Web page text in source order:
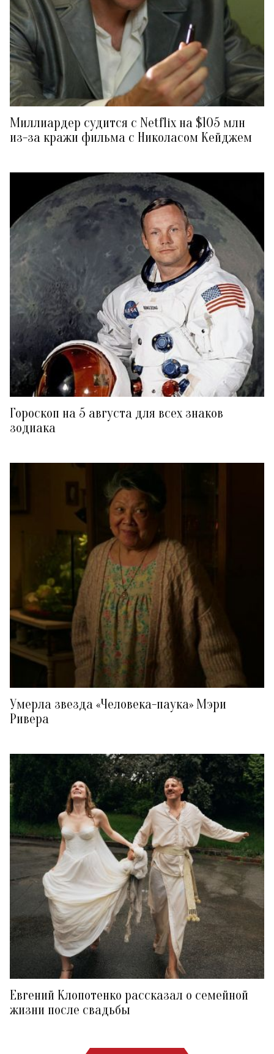
Миллиардер судится с Netflix на $105 млн
из-за кражи фильма с Николасом Кейджем
Гороскоп на 5 августа для всех знаков
зодиака
Умерла звезда «Человека-паука» Мэри
Ривера
Евгений Клопотенко рассказал о семейной
жизни после свадьбы